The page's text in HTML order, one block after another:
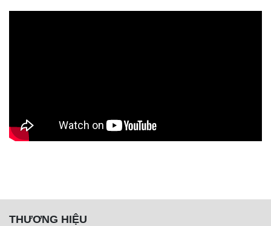
THƯƠNG HIỆU